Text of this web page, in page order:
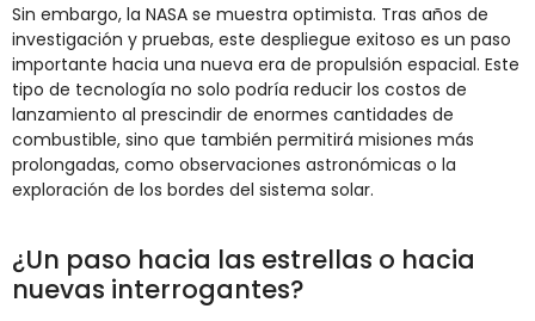
Sin embargo, la NASA se muestra optimista. Tras años de
investigación y pruebas, este despliegue exitoso es un paso
importante hacia una nueva era de propulsión espacial. Este
tipo de tecnología no solo podría reducir los costos de
lanzamiento al prescindir de enormes cantidades de
combustible, sino que también permitirá misiones más
prolongadas, como observaciones astronómicas o la
exploración de los bordes del sistema solar.
¿Un paso hacia las estrellas o hacia
nuevas interrogantes?